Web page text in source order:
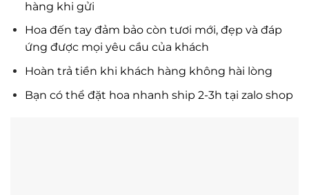
hàng khi gửi
Hoa đến tay đảm bảo còn tươi mới, đẹp và đáp
ứng được mọi yêu cầu của khách
Hoàn trả tiền khi khách hàng không hài lòng
Bạn có thể đặt hoa nhanh ship 2-3h tại zalo shop